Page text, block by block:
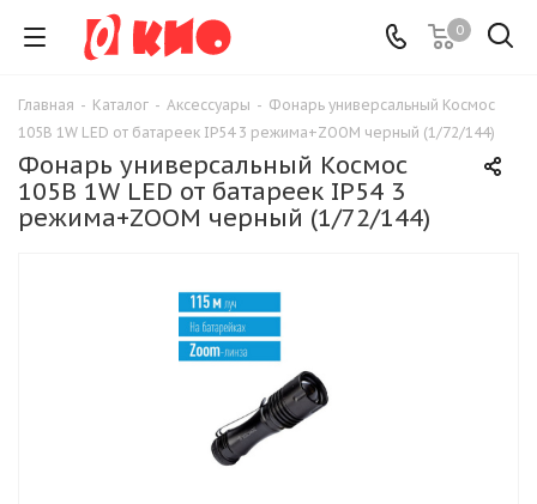
0
Главная - Каталог - Аксессуары - Фонарь универсальный Космос
105B 1W LED от батареек IP54 3 режима+ZOOM черный (1/72/144)
Фонарь универсальный Космос
105B 1W LED от батареек IP54 3
режима+ZOOM черный (1/72/144)